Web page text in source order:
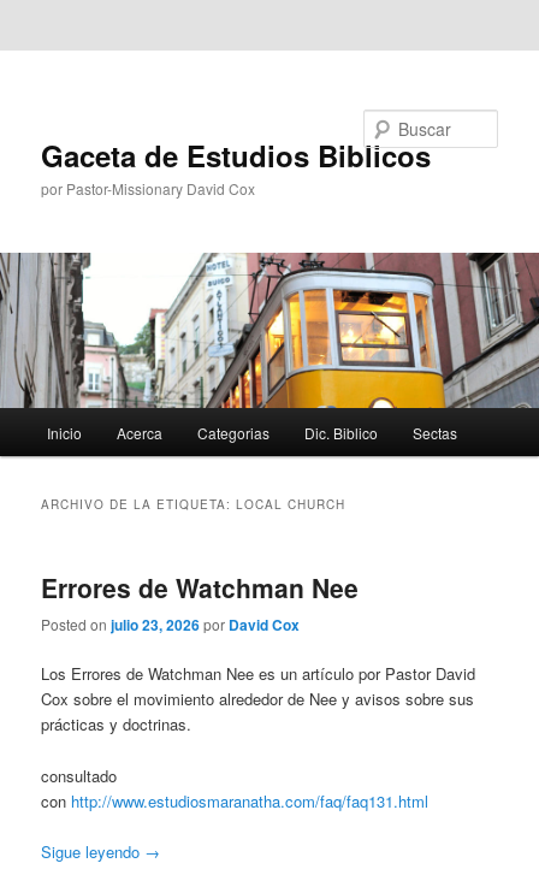
Gaceta de Estudios Biblicos
por Pastor-Missionary David Cox
principal
Inicio Acerca Categorias Dic. Biblico Sectas
ARCHIVO DE LA ETIQUETA:LOCAL CHURCH
Errores de Watchman Nee
Posted onjulio 23, 2026por David Cox
Los Errores de Watchman Nee es un artículo por Pastor David
Cox sobre el movimiento alrededor de Nee y avisos sobre sus
prácticas y doctrinas.
consultado
con http://www.estudiosmaranatha.com/faq/faq131.html
Sigue leyendo →